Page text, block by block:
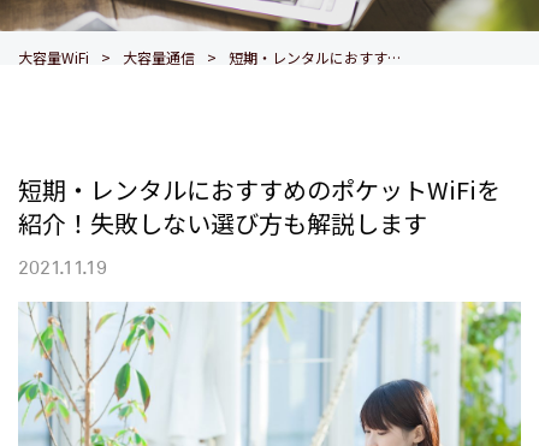
大容量WiFi 大容量通信 短期・レンタルにおすすめのポケットWiFiを紹介！失敗しない選び方も解説します
短期・レンタルにおすすめのポケットWiFiを
紹介！失敗しない選び方も解説します
2021.11.19